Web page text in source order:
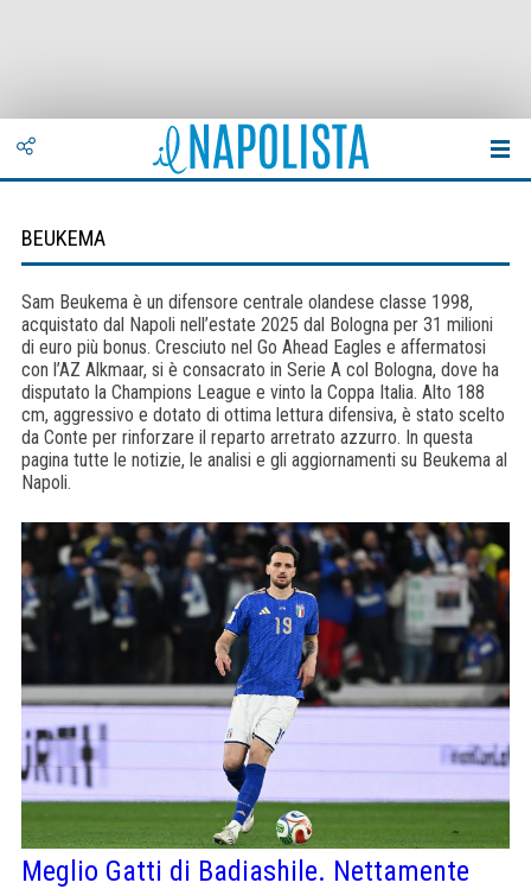
BEUKEMA
Sam Beukema è un difensore centrale olandese classe 1998,
acquistato dal Napoli nell’estate 2025 dal Bologna per 31 milioni
di euro più bonus. Cresciuto nel Go Ahead Eagles e affermatosi
con l’AZ Alkmaar, si è consacrato in Serie A col Bologna, dove ha
disputato la Champions League e vinto la Coppa Italia. Alto 188
cm, aggressivo e dotato di ottima lettura difensiva, è stato scelto
da Conte per rinforzare il reparto arretrato azzurro. In questa
pagina tutte le notizie, le analisi e gli aggiornamenti su Beukema al
Napoli.
Meglio Gatti di Badiashile. Nettamente